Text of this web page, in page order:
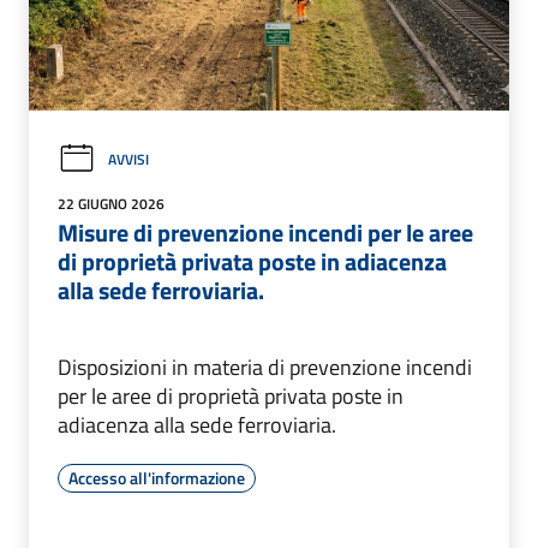
AVVISI
22 GIUGNO 2026
Misure di prevenzione incendi per le aree
di proprietà privata poste in adiacenza
alla sede ferroviaria.
Disposizioni in materia di prevenzione incendi
per le aree di proprietà privata poste in
adiacenza alla sede ferroviaria.
Accesso all'informazione